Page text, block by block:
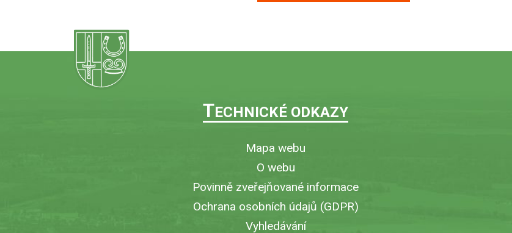
TECHNICKÉ ODKAZY
Mapa webu
O webu
Povinně zveřejňované informace
Ochrana osobních údajů (GDPR)
Vyhledávání